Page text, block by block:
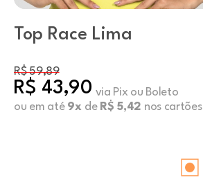
Top Race Lima
R$ 59,89
R$ 43,90 via Pix ou Boleto
ou em até 9x de R$ 5,42 nos cartões